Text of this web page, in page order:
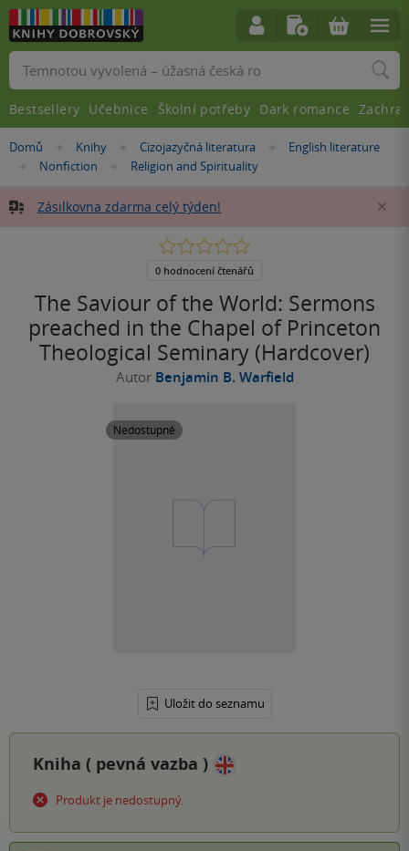
Nacházíte
Domů »Knihy »Cizojazyčná literatura »
English literature
»
Nonfiction »
Religion and Spirituality
Zásilkovna zdarma celý týden!
The Saviour of the World: Sermons
preached in the Chapel of Princeton
Theological Seminary (Hardcover)
Autor Benjamin B. Warfield
Nedostupné
Uložit do seznamu
0.0
5
0 hodnocení čtenářů
Kniha ( pevná vazba )
Produkt je nedostupný.
Vyhledávání
Bestsellery Učebnice Školní potřeby Dark romance